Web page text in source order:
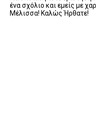
ένα σχόλιο και εμείς με
Μέλισσα! Καλώς Ήρθατε!